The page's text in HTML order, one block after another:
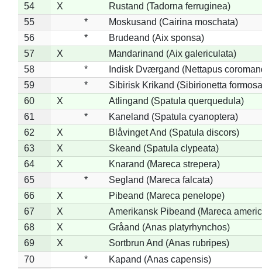
54
X
Rustand (Tadorna ferruginea)
55
*
Moskusand (Cairina moschata)
56
*
Brudeand (Aix sponsa)
57
X
Mandarinand (Aix galericulata)
58
*
Indisk Dværgand (Nettapus
59
*
Sibirisk Krikand (Sibirionetta
60
X
Atlingand (Spatula querquedula)
61
*
Kaneland (Spatula cyanoptera)
62
X
Blåvinget And (Spatula discors)
63
X
Skeand (Spatula clypeata)
64
X
Knarand (Mareca strepera)
65
*
Segland (Mareca falcata)
66
X
Pibeand (Mareca penelope)
67
X
Amerikansk Pibeand (Mareca
68
X
Gråand (Anas platyrhynchos)
69
X
Sortbrun And (Anas rubripes)
70
*
Kapand (Anas capensis)